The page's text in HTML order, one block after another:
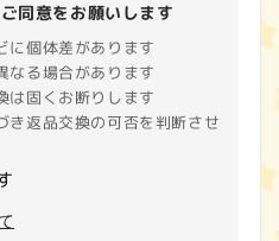
同意をお願いします
に個体差があります
なる場合があります
は固くお断りします
き返品交換の可否を判断させ